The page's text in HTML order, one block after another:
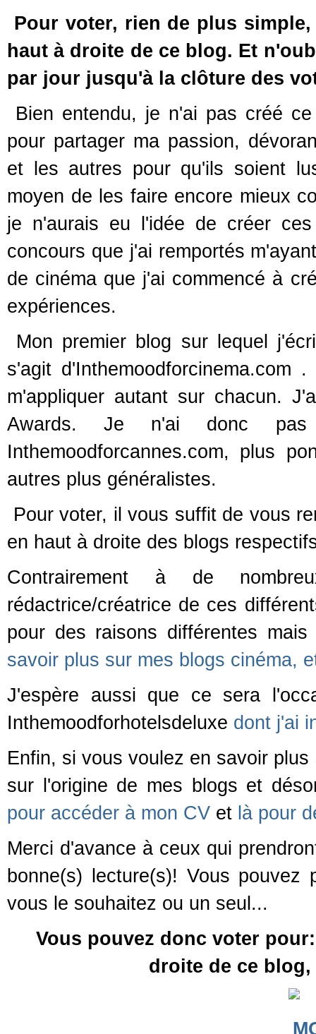
Pour voter, rien de plus
haut à droite de ce blog. Et
par jour jusqu'à la clôture des
Bien entendu, je n'ai pas créé
pour partager ma passion,
et les autres pour qu'ils soient
moyen de les faire encore mieux
je n'aurais eu l'idée de créer
concours que j'ai remportés
de cinéma que j'ai commencé à
expériences.
Mon premier blog sur lequel
s'agit
m'appliquer autant sur chacun.
Awards. Je n'ai donc pas
Inthemoodforcannes.com, plus
autres plus généralistes.
Pour voter, il vous suffit de vous
en haut à droite des blogs
Contrairement à de
rédactrice/créatrice de ces
pour des raisons différentes
savoir plus sur mes blogs cinéma,
J'espère aussi que ce sera
Inthemoodforhotelsdeluxe dont j'ai
Enfin, si vous voulez en savoir
sur l'origine de mes blogs et
pour accéder à mon CV et là pour
Merci d'avance à ceux qui
bonne(s) lecture(s)! Vous
vous le souhaitez ou un seul...
Vous pouvez donc voter
droite de ce